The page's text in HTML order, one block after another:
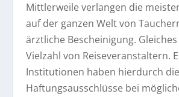
Mittlerweile verlangen die
auf der ganzen Welt von
ärztliche Bescheinigung.
Vielzahl von Reiseveranstaltern.
Institutionen haben hierdurch
Haftungsausschlüsse bei